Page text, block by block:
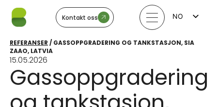
Kontakt oss
NO
LV
SV
REFERANSER / GASSOPPGRADERING OG TANKSTASJON, SIA
ZAAO, LATVIA
15.05.2026
Gassoppgradering